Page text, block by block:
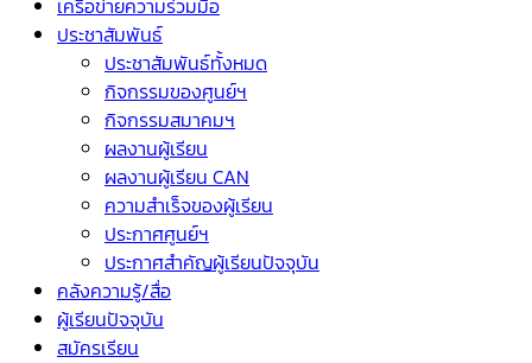
เครือข่ายความร่วมมือ
ประชาสัมพันธ์
ประชาสัมพันธ์ทั้งหมด
กิจกรรมของศูนย์ฯ
กิจกรรมสมาคมฯ
ผลงานผู้เรียน
ผลงานผู้เรียน CAN
ความสำเร็จของผู้เรียน
ประกาศศูนย์ฯ
ประกาศสำคัญผู้เรียนปัจจุบัน
คลังความรู้/สื่อ
ผู้เรียนปัจจุบัน
สมัครเรียน